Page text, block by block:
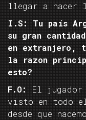
llegar a hacer
I.S: Tu país
su gran
en extranjero,
la razon
esto?
F.O:
El jugador
visto en todo el
desde que